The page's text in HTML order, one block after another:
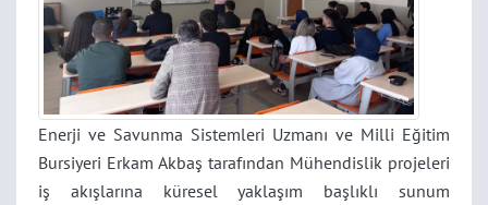
Enerji ve Savunma Sistemleri Uzmanı ve Milli Eğitim
Bursiyeri Erkam Akbaş tarafından Mühendislik projeleri
iş akışlarına küresel yaklaşım başlıklı sunum